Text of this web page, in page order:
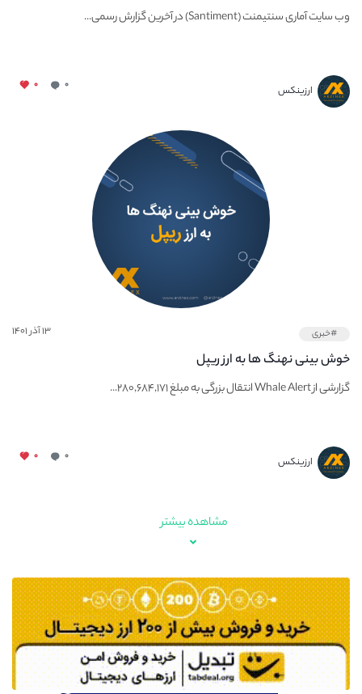
وب‌ سایت آماری سنتیمنت (Santiment) در آخرین گزارش رسمی...
ارزینکس ۰ ۰
#خبری ۱۳ آذر ۱۴۰۱
خوش بینی نهنگ ها به ارز ریپل
گزارشی از Whale Alert انتقال بزرگی به مبلغ ۲۸۰,۶۸۴,۱۷۱...
ارزینکس ۰ ۰
مشاهده بیشتر